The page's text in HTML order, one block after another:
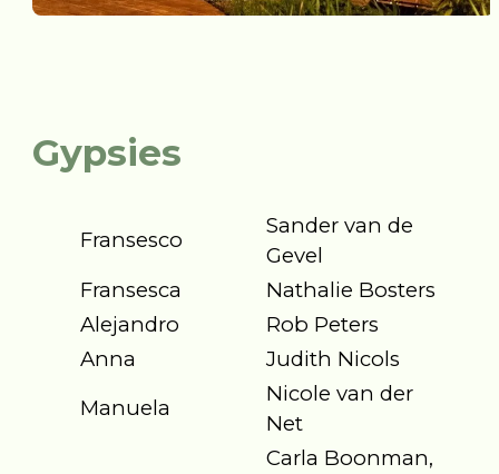
Gypsies
Fransesco
Sander van de
Gevel
Fransesca
Nathalie Bosters
Alejandro
Rob Peters
Anna
Judith Nicols
Manuela
Nicole van der
Net
Carla Boonman,